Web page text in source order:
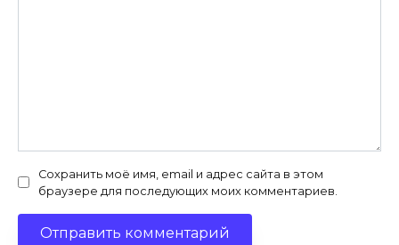
Сохранить моё имя, email и адрес сайта в этом
браузере для последующих моих комментариев.